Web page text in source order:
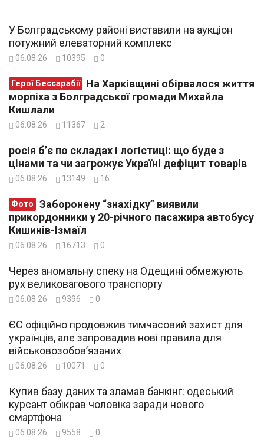
У Болградському районі виставили на аукціон
потужний елеваторний комплекс
06.08.26 10395 0
Герої Бессарабії
морпіха з Болградської громади Михайла
Кишлали
06.08.26 11367 2
росія б’є по складах і логістиці: що буде з
цінами та чи загрожує Україні дефіцит товарів
06.08.26 13149 16
Фото
прикордонники у 20-річного пасажира автобусу
Кишинів-Ізмаїл
06.08.26 16713 0
Через аномальну спеку на Одещині обмежують
рух великовагового транспорту
06.08.26 9396 0
ЄС офіційно продовжив тимчасовий захист для
українців, але запровадив нові правила для
військовозобов’язаних
06.08.26 10071 0
Купив базу даних та зламав банкінг: одеський
курсант обікрав чоловіка заради нового
смартфона
06.08.26 9558 0